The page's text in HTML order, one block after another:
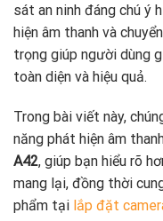
sát an ninh đáng chú ý
hiện âm thanh và
trọng giúp người dùng
toàn diện và hiệu quả.
Trong bài viết này,
năng phát hiện âm
A42, giúp bạn hiểu rõ
mang lại, đồng thời
phẩm tại lắp đặt